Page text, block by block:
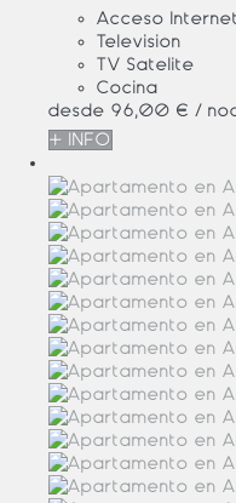
Acceso Internet
Televisión
TV Satelite
Cocina
desde 96,00 € /
+ INFO